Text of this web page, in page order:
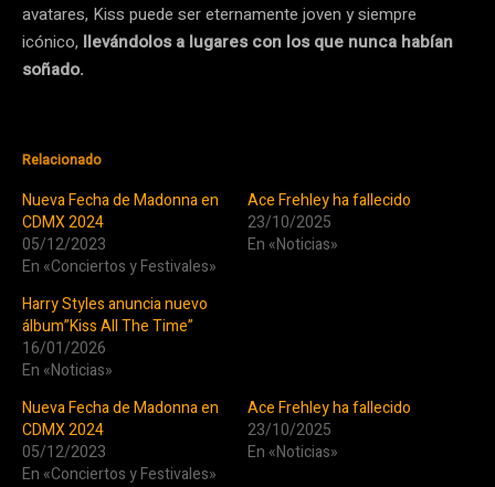
avatares, Kiss puede ser eternamente joven y siempre
icónico, llevándolos a lugares con los que nunca habían
soñado.
Relacionado
Nueva Fecha de Madonna en
CDMX 2024
05/12/2023
En «Conciertos y Festivales»
Ace Frehley ha fallecido
23/10/2025
En «Noticias»
Harry Styles anuncia nuevo
álbum”Kiss All The Time”
16/01/2026
En «Noticias»
Nueva Fecha de Madonna en
CDMX 2024
05/12/2023
En «Conciertos y Festivales»
Ace Frehley ha fallecido
23/10/2025
En «Noticias»